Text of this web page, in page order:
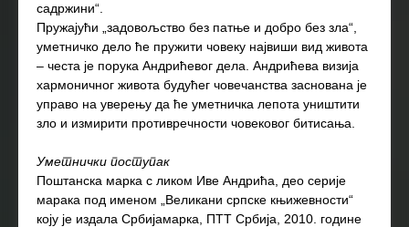
садржини“.
Пружајући „задовољство без патње и добро без зла“,
уметничко дело ће пружити човеку највиши вид живота
– честа је порука Андрићевог дела. Андрићева визија
хармоничног живота будућег човечанства заснована је
управо на уверењу да ће уметничка лепота уништити
зло и измирити противречности човековог битисања.
Уметнички поступак
Поштанска марка с ликом Иве Андрића, део серије
марака под именом „Великани српске књижевности“
коју је издала Србијамарка, ПТТ Србија, 2010. године